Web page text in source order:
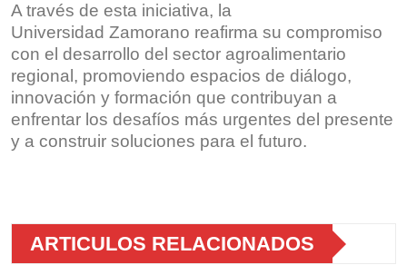
A través de esta iniciativa, la
Universidad Zamorano reafirma su compromiso
con el desarrollo del sector agroalimentario
regional, promoviendo espacios de diálogo,
innovación y formación que contribuyan a
enfrentar los desafíos más urgentes del presente
y a construir soluciones para el futuro.
ARTICULOS RELACIONADOS